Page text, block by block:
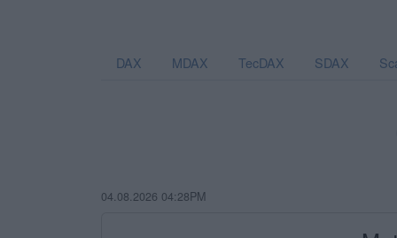
DAX MDAX TecDAX SDAX
04.08.2026 04:28PM